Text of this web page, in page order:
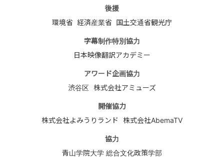
後援
環境省 経済産業省 国土交通省観光庁
字幕制作特別協力
日本映像翻訳アカデミー
アワード企画協力
渋谷区 株式会社アミューズ
開催協力
株式会社よみうりランド
株式会社AbemaTV
協力
青山学院大学 総合文化政策学部